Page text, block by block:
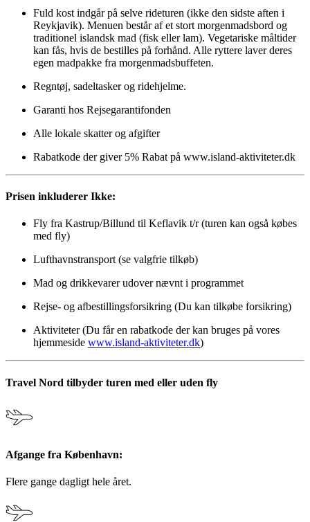
Fuld kost indgår på selve rideturen (ikke den sidste aften i
Reykjavik). Menuen består af et stort morgenmadsbord og
traditionel islandsk mad (fisk eller lam). Vegetariske måltider
kan fås, hvis de bestilles på forhånd. Alle ryttere laver deres
egen madpakke fra morgenmadsbuffeten.
Regntøj, sadeltasker og ridehjelme.
Garanti hos Rejsegarantifonden
Alle lokale skatter og afgifter
Rabatkode der giver 5% Rabat på www.island-aktiviteter.dk
Prisen inkluderer Ikke:
Fly fra Kastrup/Billund til Keflavik t/r (turen kan også købes
med fly)
Lufthavnstransport (se valgfrie tilkøb)
Mad og drikkevarer udover nævnt i programmet
Rejse- og afbestillingsforsikring (Du kan tilkøbe forsikring)
Aktiviteter (Du får en rabatkode der kan bruges på vores
hjemmeside www.island-aktiviteter.dk)
Travel Nord tilbyder turen med eller uden fly
Afgange fra København:
Flere gange dagligt hele året.